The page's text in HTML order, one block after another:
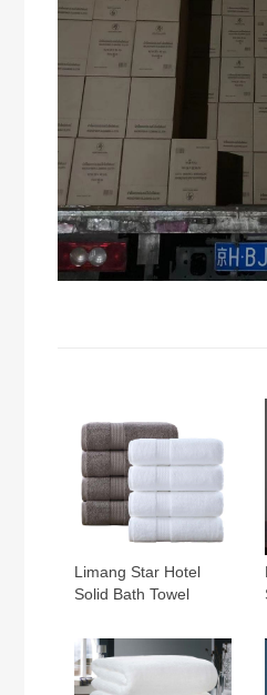
Limang Star Hotel
Solid Bath Towel